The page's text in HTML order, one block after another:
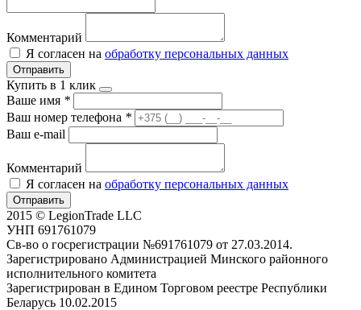
Комментарий
Я согласен на обработку персональных данных
Отправить
Купить в 1 клик
Ваше имя *
Ваш номер телефона *
Ваш e-mail
Комментарий
Я согласен на обработку персональных данных
Отправить
2015 © LegionTrade LLC
УНП 691761079
Св-во о госрегистрации №691761079 от 27.03.2014.
Зарегистрировано Администрацией Минского районного
исполнительного комитета
Зарегистрирован в Едином Торговом реестре Республики
Беларусь 10.02.2015